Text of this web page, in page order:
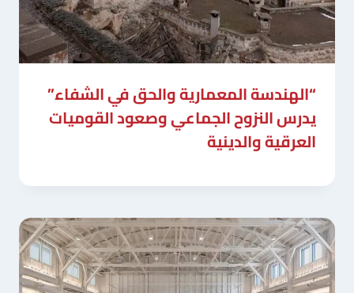
“الهندسة المعمارية والحق في الشفاء”
يدرس النزوح الجماعي وصعود القوميات
العرقية والدينية